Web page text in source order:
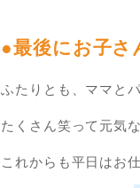
●最後にお子さ
ふたりとも、ママと
たくさん笑って元気
これからも平日はお